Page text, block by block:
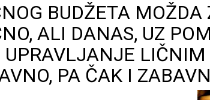
BUDŽETA MOŽDA
ALI DANAS, UZ
UPRAVLJANJE
PA ČAK I